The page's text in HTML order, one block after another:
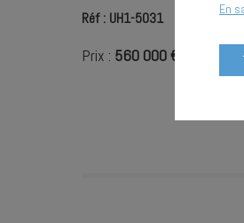
Réf : UH1-5031
Prix : 560 000 €
En